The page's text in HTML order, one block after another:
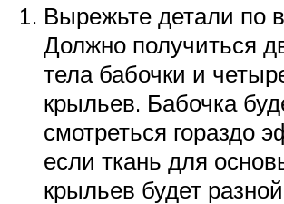
Вырежьте детали по
Должно получиться
тела бабочки и
крыльев. Бабочка
смотреться гораздо
если ткань для
крыльев будет